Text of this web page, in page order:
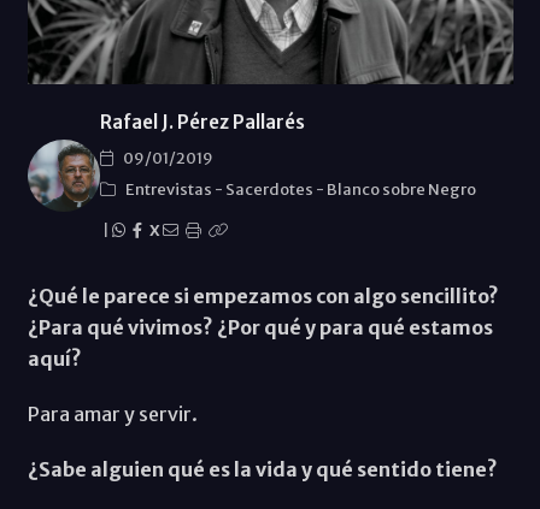
Rafael J. Pérez Pallarés
09/01/2019
Entrevistas - Sacerdotes - Blanco sobre Negro
X
¿Qué le parece si empezamos con algo sencillito?
¿Para qué vivimos? ¿Por qué y para qué estamos
aquí?
Para amar y servir.
¿Sabe alguien qué es la vida y qué sentido tiene?